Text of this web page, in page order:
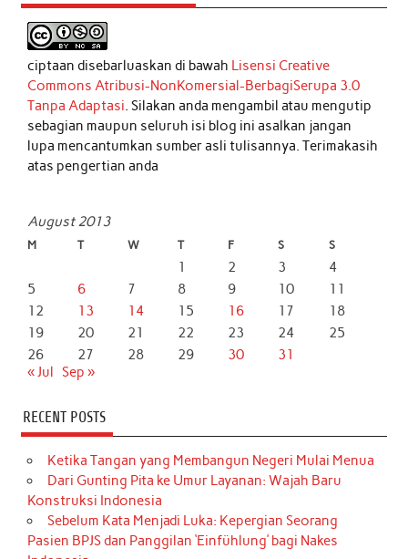
ciptaan disebarluaskan di bawah Lisensi Creative
Commons Atribusi-NonKomersial-BerbagiSerupa 3.0
Tanpa Adaptasi. Silakan anda mengambil atau mengutip
sebagian maupun seluruh isi blog ini asalkan jangan
lupa mencantumkan sumber asli tulisannya. Terimakasih
atas pengertian anda
August 2013
M T W T F S S
1 2 3
4
5
6 7 8 9 10
11
12
13 14 15 16 17
18
19
20 21 22 23 24
25
26
27 28 29 30
31
« Jul Sep »
RECENT POSTS
Ketika Tangan yang Membangun Negeri Mulai Menua
Dari Gunting Pita ke Umur Layanan: Wajah Baru
Konstruksi Indonesia
Sebelum Kata Menjadi Luka: Kepergian Seorang
Pasien BPJS dan Panggilan ‘Einfühlung’ bagi Nakes